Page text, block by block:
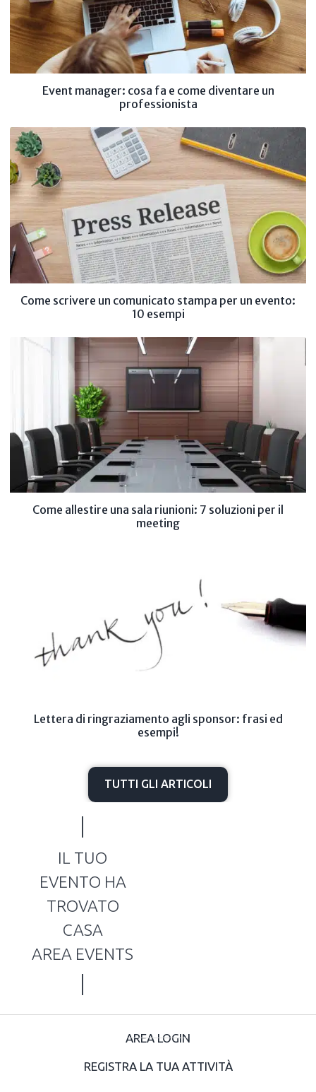
Event manager: cosa fa e come diventare un
professionista
Come scrivere un comunicato stampa per un evento:
10 esempi
Come allestire una sala riunioni: 7 soluzioni per il
meeting
Lettera di ringraziamento agli sponsor: frasi ed
esempi!
TUTTI GLI ARTICOLI
IL TUO
EVENTO HA
TROVATO
CASA
AREA EVENTS
AREA LOGIN
REGISTRA LA TUA ATTIVITÀ